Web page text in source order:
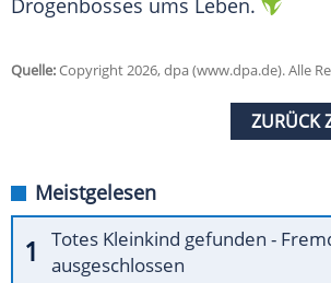
Drogenbosses ums Leben.
Quelle:Copyright 2026, dpa (www.dpa.de). Alle
ZURÜCK
Meistgelesen
Totes Kleinkind gefunden -
ausgeschlossen